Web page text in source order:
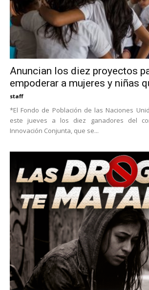
Anuncian los diez proyectos
empoderar a mujeres y niñas
staff
*El Fondo de Población de las Naciones
este jueves a los diez ganadores del
Innovación Conjunta, que se...